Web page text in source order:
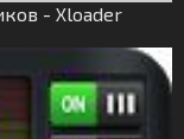
- Xloader